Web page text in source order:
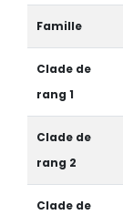
Famille
Clade de
rang 1
Clade de
rang 2
Clade de